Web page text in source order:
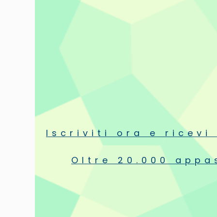
COMPUTER MUSIC
PERSONAL AUDIO
ULTIMI ARRIVI
Offerte a tempo
Fuori produzione
Caig
Iscriviti ora e ricevi
Oltre 20.000